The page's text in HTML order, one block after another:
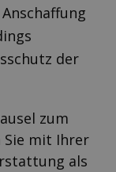
der
zum
mit Ihrer
als